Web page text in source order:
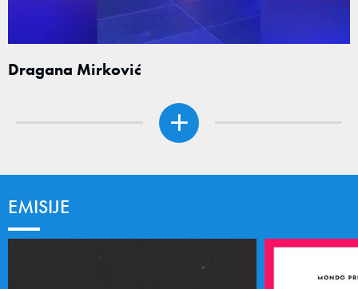
Dragana Mirković
EMISIJE